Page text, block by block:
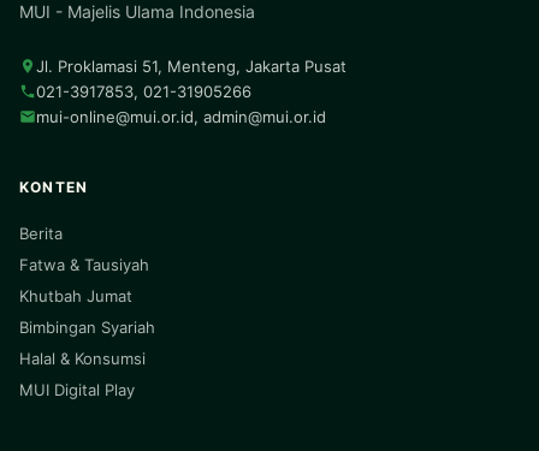
MUI - Majelis Ulama Indonesia
Jl. Proklamasi 51, Menteng, Jakarta Pusat
021-3917853, 021-31905266
mui-online@mui.or.id, admin@mui.or.id
KONTEN
Berita
Fatwa & Tausiyah
Khutbah Jumat
Bimbingan Syariah
Halal & Konsumsi
MUI Digital Play